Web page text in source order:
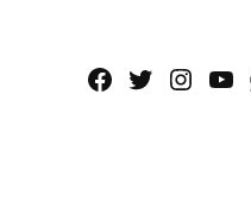
Facebook
Twitter